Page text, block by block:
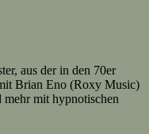
aus der in den 70er
Brian Eno (Roxy Music)
mit hypnotischen